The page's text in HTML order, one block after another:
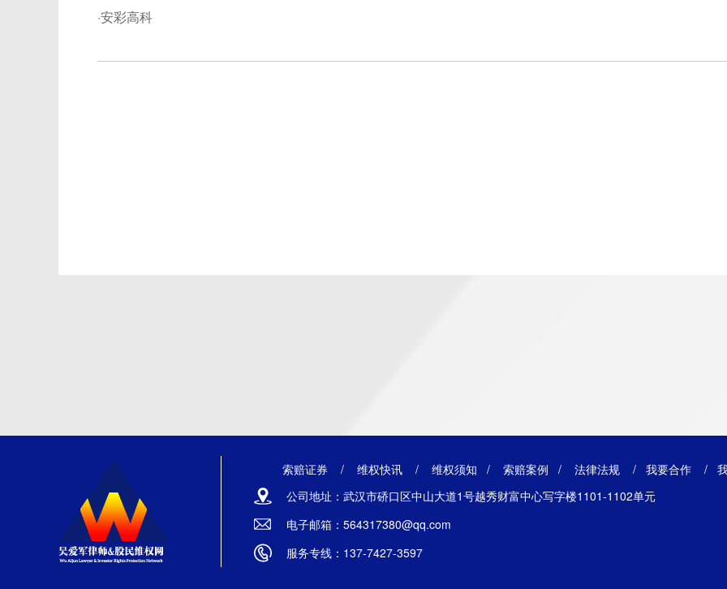
·安彩高科
索赔证券 / 维权快讯 / 维权须知 / 索赔案例 / 法律法规 / 我要合作 /
公司地址：武汉市硚口区中山大道1号越秀财富中心写字楼1101-1102单元
电子邮箱：564317380@qq.com
服务专线：137-7427-3597